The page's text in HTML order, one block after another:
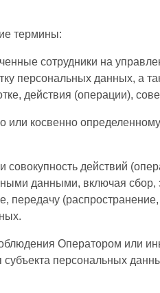
термины:
сотрудники на
персональных данных, а
действия (операции),
косвенно
действий
данными, включая
передачу
Оператором или
персональных